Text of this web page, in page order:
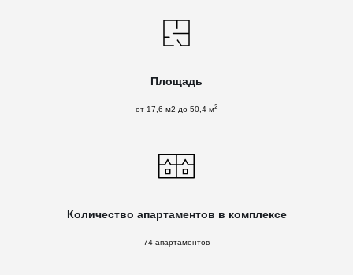
Площадь
от 17,6 м2 до 50,4 м2
Количество апартаментов в комплексе
74 апартаментов